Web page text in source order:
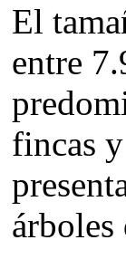
El
entre
fincas
árboles